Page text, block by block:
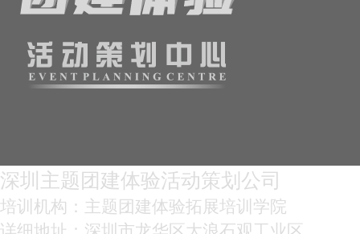
深圳主题团建体验活动策划公司
培训机构：主题团建体验拓展培训学院